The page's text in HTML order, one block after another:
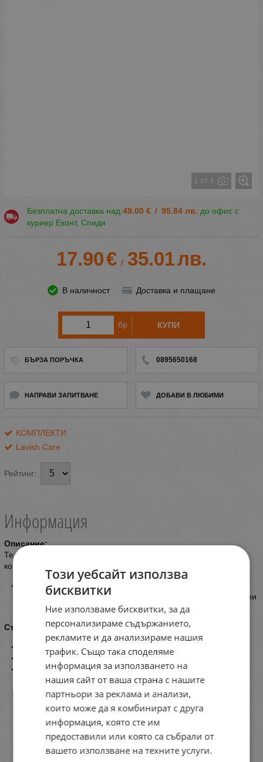
1 от 4
Безплатна доставка над 49.00 € / 95.84 лв. до офис с
куриер Еконт, Спиди
17.90€ / 35.01лв.
В наличност Доставка и плащане
бр КУПИ
БЪРЗА ПОРЪЧКА 0895650168
НАПРАВИ ЗАПИТВАНЕ ДОБАВИ В ЛЮБИМИ
КОМПЛЕКТИ
Lavish Care
Рейтинг:
Информация
Описание:
Те са цветни, ароматни и празнични! Това са коледните
комплекти от Lavish Care!
Лимитирана серия с нежен пудрен аромат, комбиниран с
нотки на кокос и разтопен карамел, който напомня за вкусни
коледни десерти !
Съдържание:
Гел за вана и душ 500 мл
Лосион за тяло с блясък 300 мл
ПОДАРЪК- козметичен несесер
Този уебсайт използва
бисквитки
Ние използваме бисквитки, за да
персонализираме съдържанието,
рекламите и да анализираме нашия
трафик. Също така споделяме
информация за използването на
нашия сайт от ваша страна с нашите
партньори за реклама и анализи,
които може да я комбинират с друга
информация, която сте им
предоставили или която са събрали от
вашето използване на техните услуги.